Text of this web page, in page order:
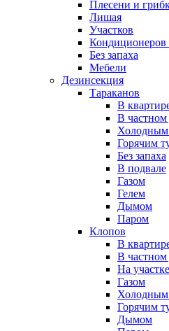
Плесени и
Лишая
Участков
Кондиционеров
Без запаха
Мебели
Дезинсекция
Тараканов
В
В частном
Горячим
Без запаха
В подвале
Газом
Гелем
Дымом
Паром
Клопов
В
В частном
На участке
Газом
Горячим
Дымом